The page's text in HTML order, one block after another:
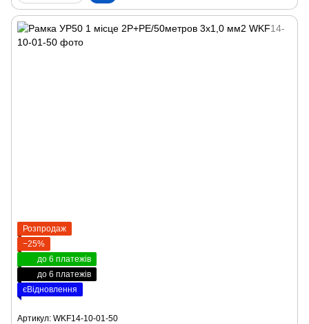
Розпродаж
−25%
до 6 платежів
до 6 платежів
єВідновлення
Артикул: WKF14-10-01-50